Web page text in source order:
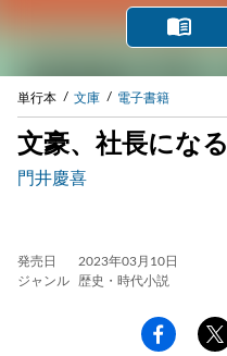
単行本 文庫 電子書籍
文豪、社長になる
門井慶喜
発売日
2023年03月10日
ジャンル
歴史・時代小説